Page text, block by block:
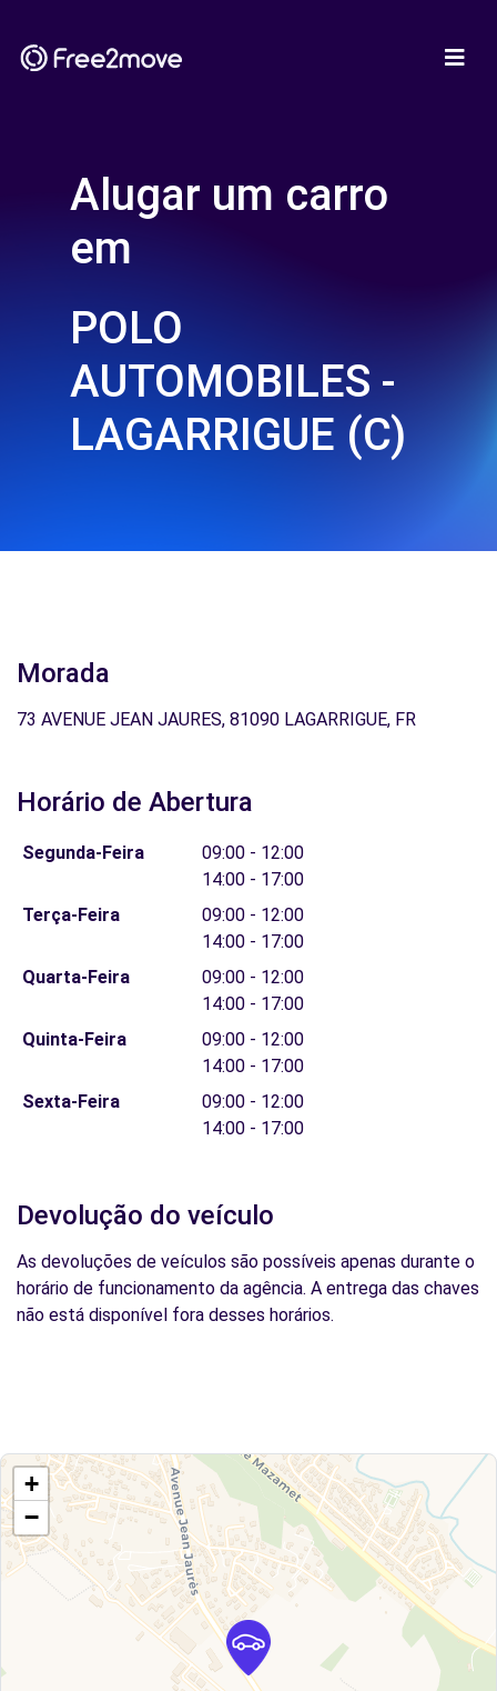
Alugar um carro
em
POLO
AUTOMOBILES -
LAGARRIGUE (C)
Morada
73 AVENUE JEAN JAURES, 81090 LAGARRIGUE, FR
Horário de Abertura
Segunda-Feira
09:00 - 12:00
14:00 - 17:00
Terça-Feira
09:00 - 12:00
14:00 - 17:00
Quarta-Feira
09:00 - 12:00
14:00 - 17:00
Quinta-Feira
09:00 - 12:00
14:00 - 17:00
Sexta-Feira
09:00 - 12:00
14:00 - 17:00
Devolução do veículo
As devoluções de veículos são possíveis apenas durante o
horário de funcionamento da agência. A entrega das chaves
não está disponível fora desses horários.
+
−